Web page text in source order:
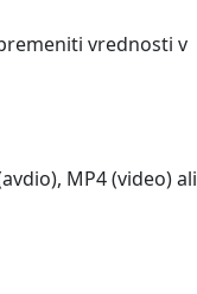
vrednosti v
MP4 (video) ali